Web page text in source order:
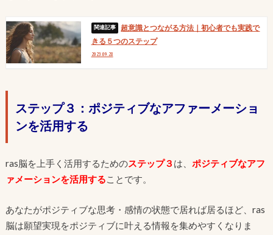
超意識とつながる方法｜初心者でも実践で
きる５つのステップ
2023.09.28
ステップ３：ポジティブなアファーメーショ
ンを活用する
ras脳を上手く活用するためのステップ３ は、 ポジティブなアフ
ァメーションを活用することです。
あなたがポジティブな思考・感情の状態で居れば居るほど、ras
脳は願望実現をポジティブに叶える情報を集めやすくなりま